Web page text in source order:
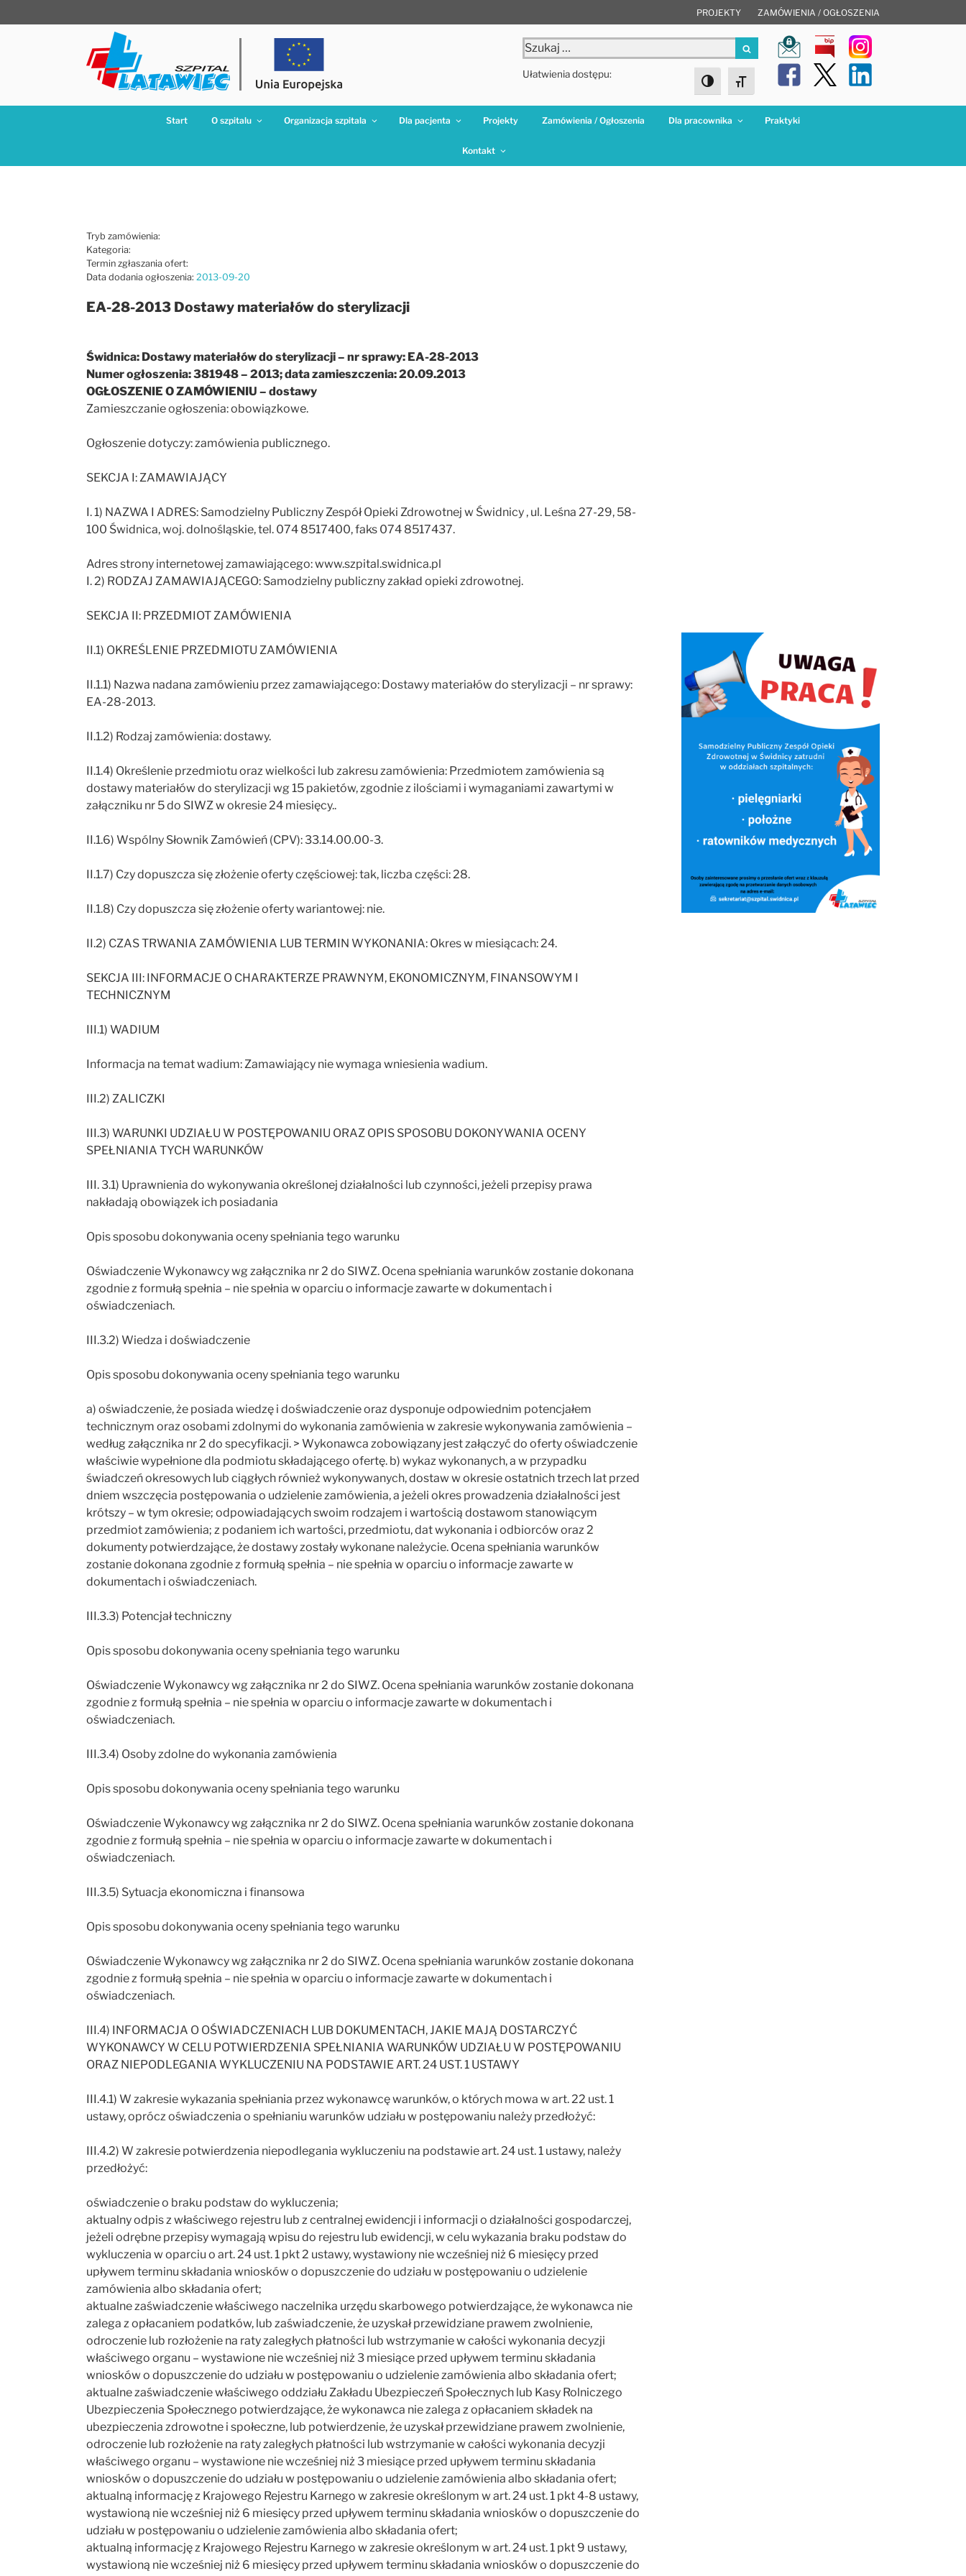
do
PROJEKTY ZAMÓWIENIA / OGŁOSZENIA
Szukaj:
Szukaj
Ułatwienia dostępu:
Toggle High Contrast
Toggle Font size
Start O szpitalu Organizacja szpitala Dla pacjenta Projekty Zamówienia / Ogłoszenia Dla pracownika Praktyki
Kontakt
Tryb zamówienia:
Kategoria:
Termin zgłaszania ofert:
Data dodania ogłoszenia: 2013-09-20
EA-28-2013 Dostawy materiałów do sterylizacji
Świdnica: Dostawy materiałów do sterylizacji – nr sprawy: EA-28-2013
Numer ogłoszenia: 381948 – 2013; data zamieszczenia: 20.09.2013
OGŁOSZENIE O ZAMÓWIENIU – dostawy
Zamieszczanie ogłoszenia: obowiązkowe.
Ogłoszenie dotyczy: zamówienia publicznego.
SEKCJA I: ZAMAWIAJĄCY
I. 1) NAZWA I ADRES: Samodzielny Publiczny Zespół Opieki Zdrowotnej w Świdnicy , ul. Leśna 27-29, 58-
100 Świdnica, woj. dolnośląskie, tel. 074 8517400, faks 074 8517437.
Adres strony internetowej zamawiającego: www.szpital.swidnica.pl
I. 2) RODZAJ ZAMAWIAJĄCEGO: Samodzielny publiczny zakład opieki zdrowotnej.
SEKCJA II: PRZEDMIOT ZAMÓWIENIA
II.1) OKREŚLENIE PRZEDMIOTU ZAMÓWIENIA
II.1.1) Nazwa nadana zamówieniu przez zamawiającego: Dostawy materiałów do sterylizacji – nr sprawy:
EA-28-2013.
II.1.2) Rodzaj zamówienia: dostawy.
II.1.4) Określenie przedmiotu oraz wielkości lub zakresu zamówienia: Przedmiotem zamówienia są
dostawy materiałów do sterylizacji wg 15 pakietów, zgodnie z ilościami i wymaganiami zawartymi w
załączniku nr 5 do SIWZ w okresie 24 miesięcy..
II.1.6) Wspólny Słownik Zamówień (CPV): 33.14.00.00-3.
II.1.7) Czy dopuszcza się złożenie oferty częściowej: tak, liczba części: 28.
II.1.8) Czy dopuszcza się złożenie oferty wariantowej: nie.
II.2) CZAS TRWANIA ZAMÓWIENIA LUB TERMIN WYKONANIA: Okres w miesiącach: 24.
SEKCJA III: INFORMACJE O CHARAKTERZE PRAWNYM, EKONOMICZNYM, FINANSOWYM I
TECHNICZNYM
III.1) WADIUM
Informacja na temat wadium: Zamawiający nie wymaga wniesienia wadium.
III.2) ZALICZKI
III.3) WARUNKI UDZIAŁU W POSTĘPOWANIU ORAZ OPIS SPOSOBU DOKONYWANIA OCENY
SPEŁNIANIA TYCH WARUNKÓW
III. 3.1) Uprawnienia do wykonywania określonej działalności lub czynności, jeżeli przepisy prawa
nakładają obowiązek ich posiadania
Opis sposobu dokonywania oceny spełniania tego warunku
Oświadczenie Wykonawcy wg załącznika nr 2 do SIWZ. Ocena spełniania warunków zostanie dokonana
zgodnie z formułą spełnia – nie spełnia w oparciu o informacje zawarte w dokumentach i
oświadczeniach.
III.3.2) Wiedza i doświadczenie
Opis sposobu dokonywania oceny spełniania tego warunku
a) oświadczenie, że posiada wiedzę i doświadczenie oraz dysponuje odpowiednim potencjałem
technicznym oraz osobami zdolnymi do wykonania zamówienia w zakresie wykonywania zamówienia –
według załącznika nr 2 do specyfikacji. > Wykonawca zobowiązany jest załączyć do oferty oświadczenie
właściwie wypełnione dla podmiotu składającego ofertę. b) wykaz wykonanych, a w przypadku
świadczeń okresowych lub ciągłych również wykonywanych, dostaw w okresie ostatnich trzech lat przed
dniem wszczęcia postępowania o udzielenie zamówienia, a jeżeli okres prowadzenia działalności jest
krótszy – w tym okresie; odpowiadających swoim rodzajem i wartością dostawom stanowiącym
przedmiot zamówienia; z podaniem ich wartości, przedmiotu, dat wykonania i odbiorców oraz 2
dokumenty potwierdzające, że dostawy zostały wykonane należycie. Ocena spełniania warunków
zostanie dokonana zgodnie z formułą spełnia – nie spełnia w oparciu o informacje zawarte w
dokumentach i oświadczeniach.
III.3.3) Potencjał techniczny
Opis sposobu dokonywania oceny spełniania tego warunku
Oświadczenie Wykonawcy wg załącznika nr 2 do SIWZ. Ocena spełniania warunków zostanie dokonana
zgodnie z formułą spełnia – nie spełnia w oparciu o informacje zawarte w dokumentach i
oświadczeniach.
III.3.4) Osoby zdolne do wykonania zamówienia
Opis sposobu dokonywania oceny spełniania tego warunku
Oświadczenie Wykonawcy wg załącznika nr 2 do SIWZ. Ocena spełniania warunków zostanie dokonana
zgodnie z formułą spełnia – nie spełnia w oparciu o informacje zawarte w dokumentach i
oświadczeniach.
III.3.5) Sytuacja ekonomiczna i finansowa
Opis sposobu dokonywania oceny spełniania tego warunku
Oświadczenie Wykonawcy wg załącznika nr 2 do SIWZ. Ocena spełniania warunków zostanie dokonana
zgodnie z formułą spełnia – nie spełnia w oparciu o informacje zawarte w dokumentach i
oświadczeniach.
III.4) INFORMACJA O OŚWIADCZENIACH LUB DOKUMENTACH, JAKIE MAJĄ DOSTARCZYĆ
WYKONAWCY W CELU POTWIERDZENIA SPEŁNIANIA WARUNKÓW UDZIAŁU W POSTĘPOWANIU
ORAZ NIEPODLEGANIA WYKLUCZENIU NA PODSTAWIE ART. 24 UST. 1 USTAWY
III.4.1) W zakresie wykazania spełniania przez wykonawcę warunków, o których mowa w art. 22 ust. 1
ustawy, oprócz oświadczenia o spełnianiu warunków udziału w postępowaniu należy przedłożyć:
III.4.2) W zakresie potwierdzenia niepodlegania wykluczeniu na podstawie art. 24 ust. 1 ustawy, należy
przedłożyć:
oświadczenie o braku podstaw do wykluczenia;
aktualny odpis z właściwego rejestru lub z centralnej ewidencji i informacji o działalności gospodarczej,
jeżeli odrębne przepisy wymagają wpisu do rejestru lub ewidencji, w celu wykazania braku podstaw do
wykluczenia w oparciu o art. 24 ust. 1 pkt 2 ustawy, wystawiony nie wcześniej niż 6 miesięcy przed
upływem terminu składania wniosków o dopuszczenie do udziału w postępowaniu o udzielenie
zamówienia albo składania ofert;
aktualne zaświadczenie właściwego naczelnika urzędu skarbowego potwierdzające, że wykonawca nie
zalega z opłacaniem podatków, lub zaświadczenie, że uzyskał przewidziane prawem zwolnienie,
odroczenie lub rozłożenie na raty zaległych płatności lub wstrzymanie w całości wykonania decyzji
właściwego organu – wystawione nie wcześniej niż 3 miesiące przed upływem terminu składania
wniosków o dopuszczenie do udziału w postępowaniu o udzielenie zamówienia albo składania ofert;
aktualne zaświadczenie właściwego oddziału Zakładu Ubezpieczeń Społecznych lub Kasy Rolniczego
Ubezpieczenia Społecznego potwierdzające, że wykonawca nie zalega z opłacaniem składek na
ubezpieczenia zdrowotne i społeczne, lub potwierdzenie, że uzyskał przewidziane prawem zwolnienie,
odroczenie lub rozłożenie na raty zaległych płatności lub wstrzymanie w całości wykonania decyzji
właściwego organu – wystawione nie wcześniej niż 3 miesiące przed upływem terminu składania
wniosków o dopuszczenie do udziału w postępowaniu o udzielenie zamówienia albo składania ofert;
aktualną informację z Krajowego Rejestru Karnego w zakresie określonym w art. 24 ust. 1 pkt 4-8 ustawy,
wystawioną nie wcześniej niż 6 miesięcy przed upływem terminu składania wniosków o dopuszczenie do
udziału w postępowaniu o udzielenie zamówienia albo składania ofert;
aktualną informację z Krajowego Rejestru Karnego w zakresie określonym w art. 24 ust. 1 pkt 9 ustawy,
wystawioną nie wcześniej niż 6 miesięcy przed upływem terminu składania wniosków o dopuszczenie do